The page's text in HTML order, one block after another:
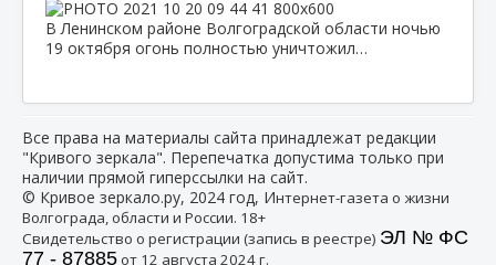
В Ленинском районе Волгоградской области ночью
19 октября огонь полностью уничтожил…
Все права на материалы сайта принадлежат редакции
"Кривого зеркала". Перепечатка допустима только при
наличии прямой гиперссылки на сайт.
© Кривое зеркало.ру, 2024 год, Интернет-газета о жизни
Волгограда, области и России. 18+
Свидетельство о регистрации (запись в реестре) ЭЛ № ФС
77 - 87885от 12 августа 2024 г.